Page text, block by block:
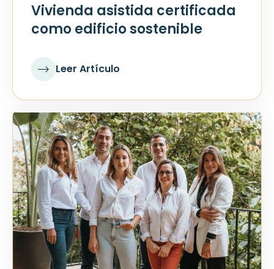
Vivienda asistida certificada
como edificio sostenible
Leer Artículo